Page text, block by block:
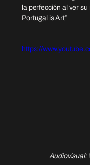
la perfección al ver
Portugal is Art”
https://
Audiovisual: